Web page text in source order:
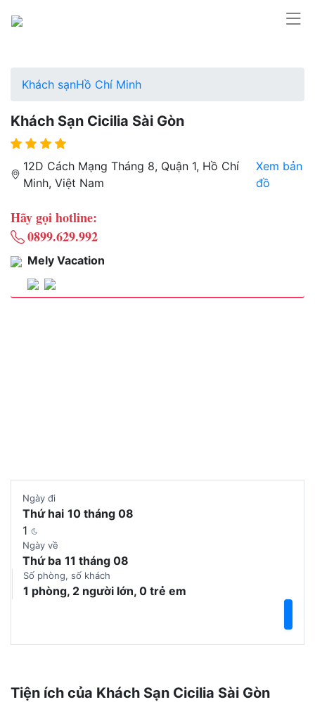
Khách sạnHồ Chí Minh
Khách Sạn Cicilia Sài Gòn
12D Cách Mạng Tháng 8, Quận 1, Hồ Chí
Minh, Việt Nam
Xem bản
đồ
Hãy gọi hotline:
0899.629.992
Mely Vacation
Ngày đi
Thứ hai 10 tháng 08
1
Ngày về
Thứ ba 11 tháng 08
Số phòng, số khách
1 phòng, 2 người lớn, 0 trẻ em
Tiện ích của Khách Sạn Cicilia Sài Gòn